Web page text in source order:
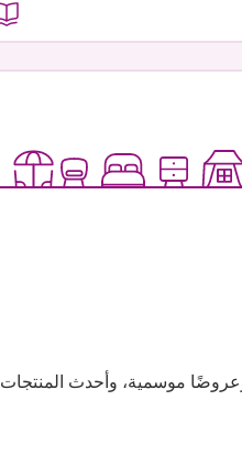
أسبوعية، وعروضًا موسمية، وأحدث المنتجات